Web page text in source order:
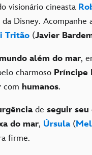
visionário cineasta
Disney. Acompanhe
Tritão (Javier
além do mar,
charmoso Príncipe
com humanos.
de seguir seu
do mar, Úrsula(
firme.